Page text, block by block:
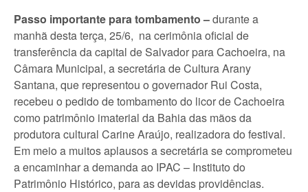
Passo importante para tombamento –durante a
manhã desta terça, 25/6, na cerimônia oficial de
transferência da capital de Salvador para Cachoeira, na
Câmara Municipal, a secretária de Cultura Arany
Santana, que representou o governador Rui Costa,
recebeu o pedido de tombamento do licor de Cachoeira
como patrimônio imaterial da Bahia das mãos da
produtora cultural Carine Araújo, realizadora do festival.
Em meio a muitos aplausos a secretária se comprometeu
a encaminhar a demanda ao IPAC – Instituto do
Patrimônio Histórico, para as devidas providências.